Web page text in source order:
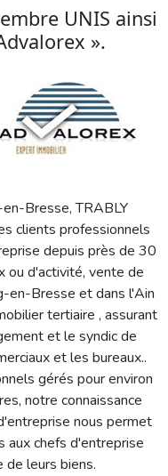
UNIS ainsi
».
Bresse, TRABLY
clients professionnels
depuis près de 30
ou d'activité, vente de
en-Bresse et dans l'Ain
tertiaire , assurant
et le syndic de
et les bureaux..
gérés pour environ
notre connaissance
nous permet
aux chefs d'entreprise
de leurs biens.